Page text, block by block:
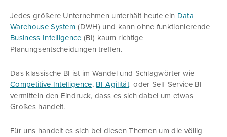
Jedes größere Unternehmen unterhält heute ein Data
Warehouse System (DWH) und kann ohne funktionierende
Business Intelligence (BI) kaum richtige
Planungsentscheidungen treffen.
Das klassische BI ist im Wandel und Schlagwörter wie
Competitive Intelligence, BI-Agilitätoder Self-Service BI
vermitteln den Eindruck, dass es sich dabei um etwas
Großes handelt.
Für uns handelt es sich bei diesen Themen um die völlig